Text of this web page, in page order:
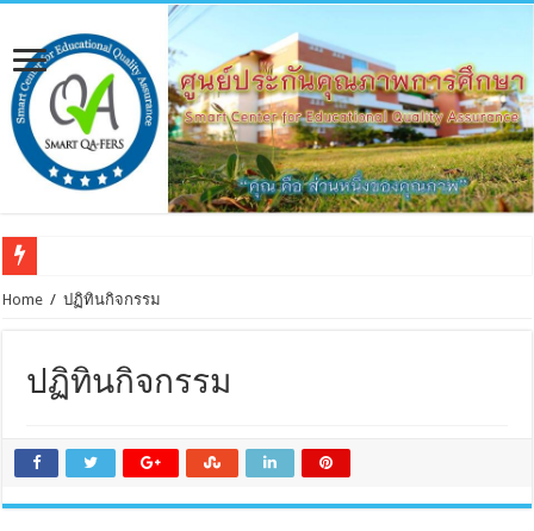
Home / ปฏิทินกิจกรรม
ปฏิทินกิจกรรม